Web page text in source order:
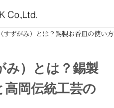
すずがみ）とは？錫製お香皿の使い
み）とは？錫製
岡伝統工芸の